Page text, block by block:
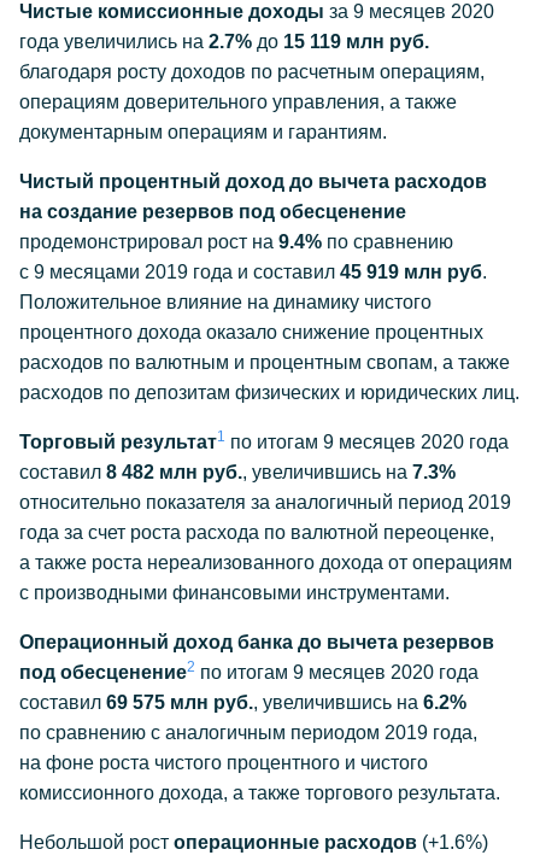
Чистые комиссионные доходы за 9 месяцев 2020
года увеличились на 2.7% до 15 119 млн руб.
благодаря росту доходов по расчетным операциям,
операциям доверительного управления, а также
документарным операциям и гарантиям.
Чистый процентный доход до вычета расходов
на создание резервов под обесценение
продемонстрировал рост на 9.4% по сравнению
с 9 месяцами 2019 года и составил 45 919 млн руб.
Положительное влияние на динамику чистого
процентного дохода оказало снижение процентных
расходов по валютным и процентным свопам, а также
расходов по депозитам физических и юридических лиц.
Торговый результат1 по итогам 9 месяцев 2020 года
составил 8 482 млн руб., увеличившись на 7.3%
относительно показателя за аналогичный период 2019
года за счет роста расхода по валютной переоценке,
а также роста нереализованного дохода от операциям
с производными финансовыми инструментами.
Операционный доход банка до вычета резервов
под обесценение2 по итогам 9 месяцев 2020 года
составил 69 575 млн руб., увеличившись на 6.2%
по сравнению с аналогичным периодом 2019 года,
на фоне роста чистого процентного и чистого
комиссионного дохода, а также торгового результата.
Небольшой рост операционные расходов (+1.6%)